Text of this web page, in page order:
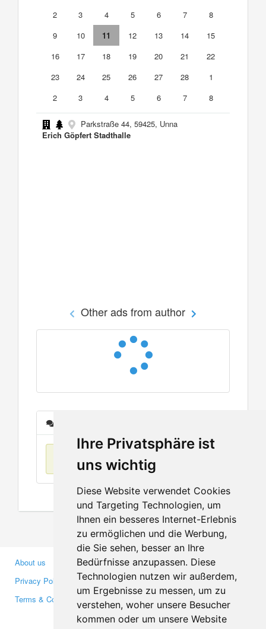
Ihre Privatsphäre ist
uns wichtig
Diese Website verwendet Cookies
und Targeting Technologien, um
Ihnen ein besseres Internet-Erlebnis
zu ermöglichen und die Werbung,
die Sie sehen, besser an Ihre
Bedürfnisse anzupassen. Diese
Technologien nutzen wir außerdem,
um Ergebnisse zu messen, um zu
verstehen, woher unsere Besucher
kommen oder um unsere Website
2
3 4 5 6 7
8
9
10 11 12 13 14
15
16
17 18 19 20 21
22
23
24 25 26 27 28
1
2
3 4 5 6 7 8
Parkstraße 44, 59425, Unna
Erich Göpfert Stadthalle
Other ads from author
No items found
About us
Privacy Policy
Terms & Conditions
Business Partners
Investors
Media